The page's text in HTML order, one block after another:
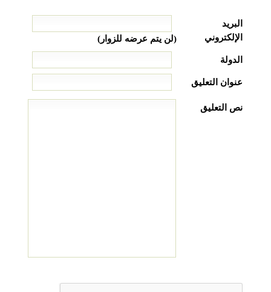
البريد
الإلكتروني
(لن يتم عرضه للزوار)
الدولة
عنوان التعليق
نص التعليق